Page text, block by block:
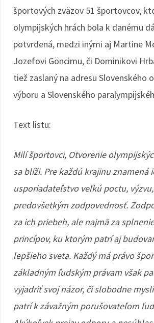
športových zväzov 51 športovcov,
olympijských hrách bola k danému
potvrdená, medzi inými aj Martine
Jozefovi Göncimu, či Dominikovi
tiež zaslaný na adresu Slovenského
výboru a Slovenského
Text listu:
Milí športovci, Otvorenie
sa blíži. Pre každú krajinu znamená
usporiadateľstvo veľkú poctu,
predovšetkým zodpovednosť.
za ich priebeh, ale najmä za
princípov, ku ktorým patrí aj
lepšieho sveta. Každý má právo
základným ľudským právam však
vyjadriť svoj názor, či slobodne
patrí k závažným porušovateľom